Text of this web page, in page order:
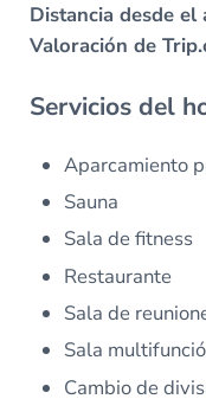
Distancia desde
Valoración de
Servicios del
Aparcamiento
Sauna
Sala de fitness
Restaurante
Sala de
Sala
Cambio de